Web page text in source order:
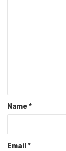
Name*
Email *